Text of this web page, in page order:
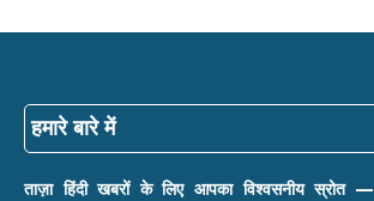
हमारे बारे में
ताज़ा हिंदी खबरों के लिए आपका विश्वसनीय स्रोत —